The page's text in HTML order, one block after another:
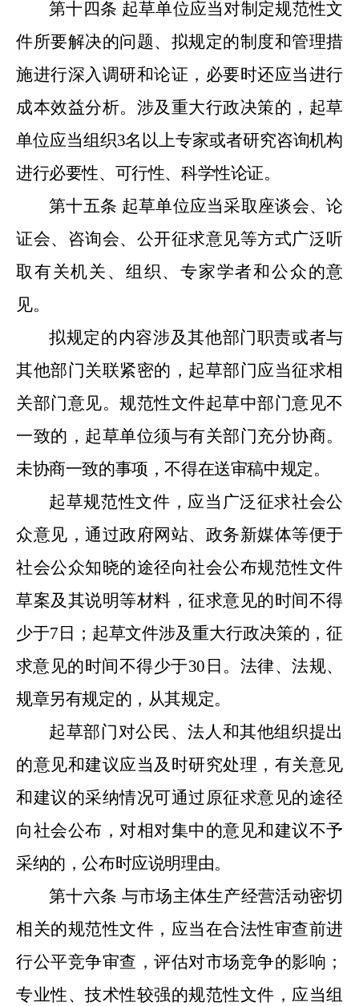
第十四条 起草单位应当对制定规范性文
件所要解决的问题、拟规定的制度和管理措
施进行深入调研和论证，必要时还应当进行
成本效益分析。涉及重大行政决策的，起草
单位应当组织3名以上专家或者研究咨询机构
进行必要性、可行性、科学性论证。
第十五条 起草单位应当采取座谈会、论
证会、咨询会、公开征求意见等方式广泛听
取有关机关、组织、专家学者和公众的意
见。
拟规定的内容涉及其他部门职责或者与
其他部门关联紧密的，起草部门应当征求相
关部门意见。规范性文件起草中部门意见不
一致的，起草单位须与有关部门充分协商。
未协商一致的事项，不得在送审稿中规定。
起草规范性文件，应当广泛征求社会公
众意见，通过政府网站、政务新媒体等便于
社会公众知晓的途径向社会公布规范性文件
草案及其说明等材料，征求意见的时间不得
少于7 日；起草文件涉及重大行政决策的，征
求意见的时间不得少于30 日。法律、法规、
规章另有规定的，从其规定。
起草部门对公民、法人和其他组织提出
的意见和建议应当及时研究处理，有关意见
和建议的采纳情况可通过原征求意见的途径
向社会公布，对相对集中的意见和建议不予
采纳的，公布时应说明理由。
第十六条 与市场主体生产经营活动密切
相关的规范性文件，应当在合法性审查前进
行公平竞争审查，评估对市场竞争的影响；
专业性、技术性较强的规范性文件，应当组